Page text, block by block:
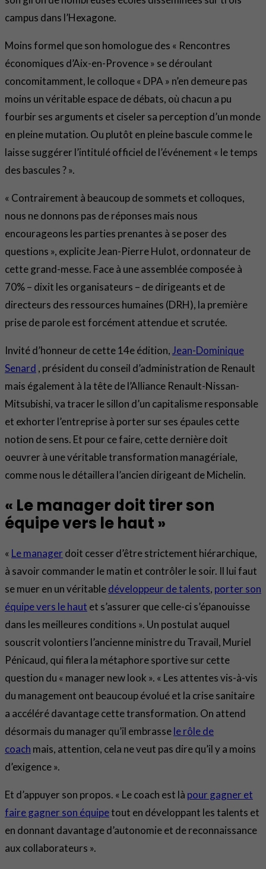
campus dans l’Hexagone.
Moins formel que son homologue des « Rencontres
économiques d’Aix-en-Provence » se déroulant
concomitamment, le colloque « DPA » n’en demeure pas
moins un véritable espace de débats, où chacun a pu
fourbir ses arguments et ciseler sa perception d’un monde
en pleine mutation. Ou plutôt en pleine bascule comme le
laisse suggérer l’intitulé officiel de l’événement « le temps
des bascules ? ».
« Contrairement à beaucoup de sommets et colloques,
nous ne donnons pas de réponses mais nous
encourageons les parties prenantes à se poser des
questions », explicite Jean-Pierre Hulot, ordonnateur de
cette grand-messe. Face à une assemblée composée à
70% – dixit les organisateurs – de dirigeants et de
directeurs des ressources humaines (DRH), la première
prise de parole est forcément attendue et scrutée.
Invité d’honneur de cette 14e édition, Jean-Dominique
Senard , président du conseil d’administration de Renault
mais également à la tête de l’Alliance Renault-Nissan-
Mitsubishi, va tracer le sillon d’un capitalisme responsable
et exhorter l’entreprise à porter sur ses épaules cette
notion de sens. Et pour ce faire, cette dernière doit
oeuvrer à une véritable transformation managériale,
comme nous le détaillera l’ancien dirigeant de Michelin.
« Le manager doit tirer son
équipe vers le haut »
« Le manager doit cesser d’être strictement hiérarchique,
à savoir commander le matin et contrôler le soir. Il lui faut
se muer en un véritabledéveloppeur de talents, porter son
équipe vers le haut et s’assurer que celle-ci s’épanouisse
dans les meilleures conditions ». Un postulat auquel
souscrit volontiers l’ancienne ministre du Travail, Muriel
Pénicaud, qui filera la métaphore sportive sur cette
question du « manager new look ». « Les attentes vis-à-vis
du management ont beaucoup évolué et la crise sanitaire
a accéléré davantage cette transformation. On attend
désormais du manager qu’il embrassele rôle de
coach mais, attention, cela ne veut pas dire qu’il y a moins
d’exigence ».
Et d’appuyer son propos. « Le coach est là pour gagner et
faire gagner son équipetout en développant les talents et
en donnant davantage d’autonomie et de reconnaissance
aux collaborateurs ».